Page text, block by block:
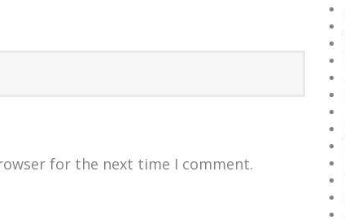
for the next time I comment.